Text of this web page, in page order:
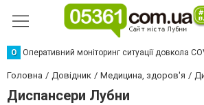
О Оперативний моніторинг ситуації довкола
Головна Довідник Медицина, здоров'я
Диспансери Лубни